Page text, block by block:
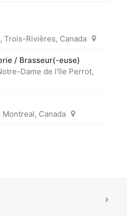
Trois-Rivières, Canada
/ Brasseur(-euse)
Dame de l'île Perrot,
Canada